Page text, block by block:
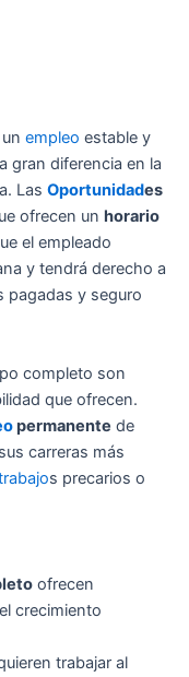
empleo estable y
gran diferencia en la
Las Oportunidades
ofrecen un horario
el empleado
y tendrá derecho a
pagadas y seguro
completo son
que ofrecen.
permanente de
carreras más
s precarios o
ofrecen
crecimiento
trabajar al